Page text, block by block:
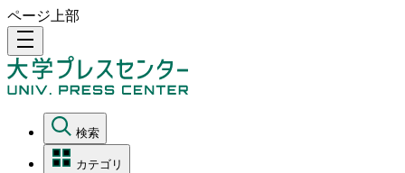
ページ上部
density_medium
検索
カテゴリ